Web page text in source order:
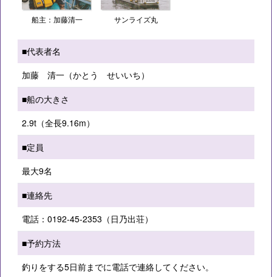
船主：加藤清一 サンライズ丸
■代表者名
加藤 清一（かとう せいいち）
■船の大きさ
2.9t（全長9.16m）
■定員
最大9名
■連絡先
電話：0192-45-2353（日乃出荘）
■予約方法
釣りをする5日前までに電話で連絡してください。